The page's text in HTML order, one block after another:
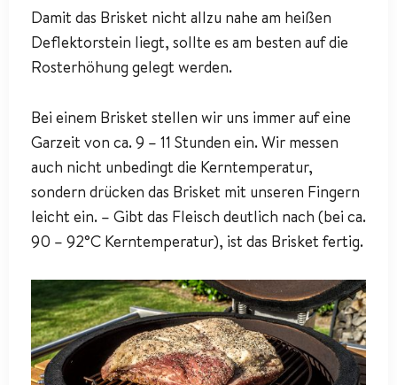
Damit das Brisket nicht allzu nahe am heißen
Deflektorstein liegt, sollte es am besten auf die
Rosterhöhung gelegt werden.
Bei einem Brisket stellen wir uns immer auf eine
Garzeit von ca. 9 – 11 Stunden ein. Wir messen
auch nicht unbedingt die Kerntemperatur,
sondern drücken das Brisket mit unseren Fingern
leicht ein. – Gibt das Fleisch deutlich nach (bei ca.
90 – 92°C Kerntemperatur), ist das Brisket fertig.